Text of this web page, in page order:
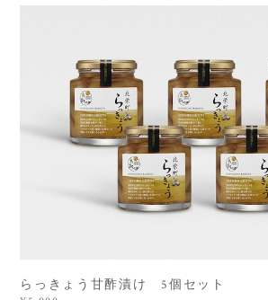
らっきょう甘酢漬け 5個セット